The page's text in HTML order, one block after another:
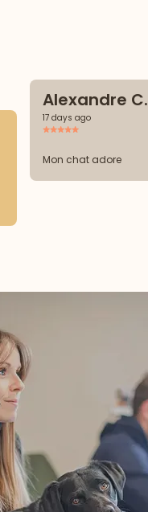
Alexandre C.
17 days ago
Mon chat adore